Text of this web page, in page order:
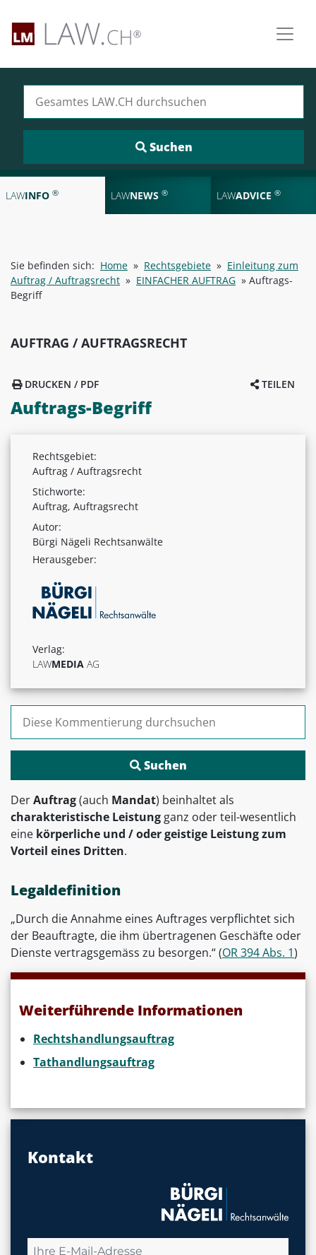
LAWINFO ® LAWNEWS ® LAWADVICE ®
Sie befinden sich: Home » Rechtsgebiete » Einleitung zum
Auftrag / Auftragsrecht » EINFACHER AUFTRAG » Auftrags-
Begriff
AUFTRAG / AUFTRAGSRECHT
TEILEN
DRUCKEN / PDF
Auftrags-Begriff
Rechtsgebiet:
Auftrag / Auftragsrecht
Stichworte:
Auftrag, Auftragsrecht
Autor:
Bürgi Nägeli Rechtsanwälte
Herausgeber:
Verlag:
LAWMEDIA AG
Suchen nach:
DerAuftrag(auch Mandat) beinhaltet als
charakteristische Leistungganz oder teil-wesentlich
eine körperliche und / oder geistige Leistung zum
Vorteil eines Dritten.
Legaldefinition
„Durch die Annahme eines Auftrages verpflichtet sich
der Beauftragte, die ihm übertragenen Geschäfte oder
Dienste vertragsgemäss zu besorgen.“ (OR 394 Abs. 1)
Weiterführende Informationen
Rechtshandlungsauftrag
Tathandlungsauftrag
Kontakt